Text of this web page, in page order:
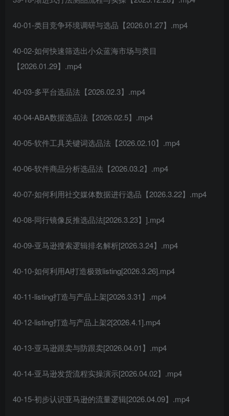
40-01-类目竞争环境调研与选品【2026.01.27】.mp4
40-02-如何快速筛选出小众蓝海市场与类目
【2026.01.29】.mp4
40-03-多平台选品法【2026.02.3】.mp4
40-04-ABA数据选品法【2026.02.5】.mp4
40-05-软件工具关键词选品法【2026.02.10】.mp4
40-06-软件商品分析选品法【2026.03.2】.mp4
40-07-如何利用社交媒体数据进行选品【2026.3.22】.mp4
40-08-同行镜像反推选品法[2026.3.23】].mp4
40-09-亚马逊搜索逻辑排名解析[2026.3.24】.mp4
40-10-如何利用Al打造极致listing[2026.3.26].mp4
40-11-listing打造与产品上架[2026.3.31】.mp4
40-12-listing打造与产品上架2[2026.4.1].mp4
40-13-亚马逊跟卖与防跟卖[2026.04.01】.mp4
40-14-亚马逊发货流程实操演示[2026.04.02】.mp4
40-15-初步认识亚马逊的流量逻辑[2026.04.09】.mp4